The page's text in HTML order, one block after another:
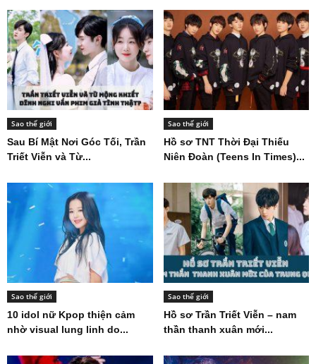
Sao thế giới
Sau Bí Mật Nơi Góc Tối, Trần
Triết Viễn và Từ...
Sao thế giới
Hồ sơ TNT Thời Đại Thiếu
Niên Đoàn (Teens In Times)...
Sao thế giới
10 idol nữ Kpop thiện cảm
nhờ visual lung linh do...
Sao thế giới
Hồ sơ Trần Triết Viễn – nam
thần thanh xuân mới...